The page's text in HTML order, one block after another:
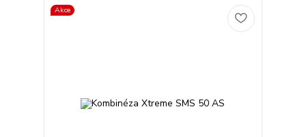
Akce